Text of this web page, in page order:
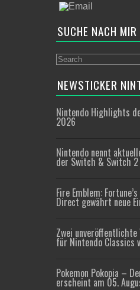
SUCHE NACH MIR
NEWSTICKER
Nintendo Highlights
2026
Nintendo nennt
der Switch & Switch 2
Fire Emblem:
Direct gewährt neue
Zwei
für Nintendo Classics
Pokemon Pokopia –
erscheint am 05.